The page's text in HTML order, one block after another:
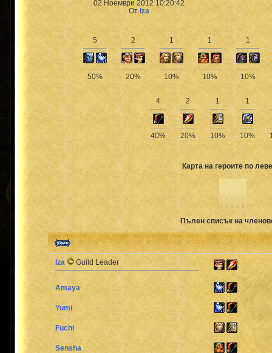
02 Ноември 2012 10:20:42
От Iza
5
50%
2
20%
1
10%
1
10%
1
10%
4
40%
2
20%
1
10%
1
10%
Карта на героите по
Пълен списък на
Iza Guild Leader
Amaya
Yumi
Fuchi
Sensha